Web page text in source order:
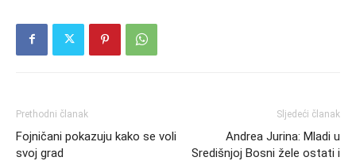
Prethodni članak
Fojničani pokazuju kako se voli
svoj grad
Sljedeći članak
Andrea Jurina: Mladi u
Središnjoj Bosni žele ostati i